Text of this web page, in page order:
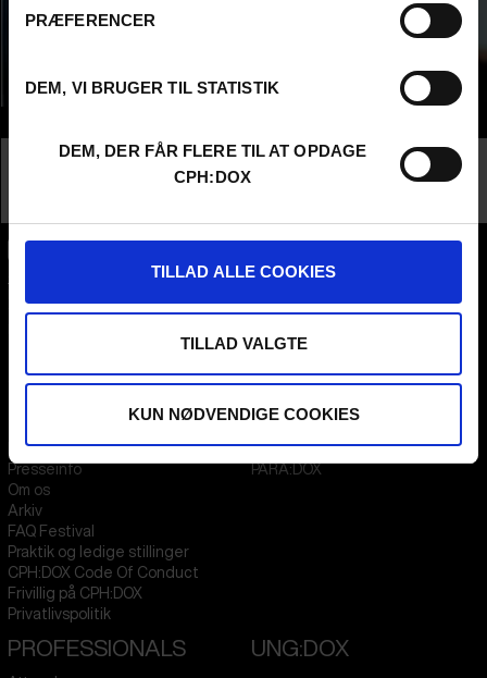
PRÆFERENCER
DEM, VI BRUGER TIL STATISTIK
DEM, DER FÅR FLERE TIL AT OPDAGE
CPH:DOX
TILLAD ALLE COOKIES
TILLAD VALGTE
KUN NØDVENDIGE COOKIES
Nationalitet
United Kingdom
Producer &Commisioning Editor / Broadcaster
1711Copenhagen V
CVR31285569
FESTIVAL 2026 DA
Kontakt
Presseinfo
Om os
Arkiv
FAQ Festival
Praktik og ledige stillinger
CPH:DOX Code Of Conduct
Frivillig på CPH:DOX
Privatlivspolitik
STREAMING
KLUB:DOX
PARA:DOX
PROFESSIONALS UNG:DOX